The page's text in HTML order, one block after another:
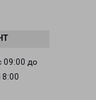
09:00 до